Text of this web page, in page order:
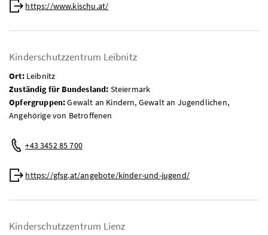
https://www.kischu.at/
Kinderschutzzentrum Leibnitz
Ort:Leibnitz
Zuständig für Bundesland: Steiermark
Opfergruppen:Gewalt an Kindern, Gewalt an Jugendlichen,
Angehörige von Betroffenen
Telefon:
+43 3452 85 700
Web:
https://gfsg.at/angebote/kinder-und-jugend/
Kinderschutzzentrum Lienz